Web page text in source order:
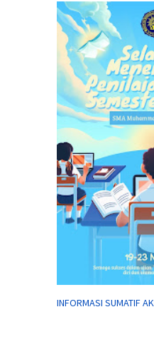
INFORMASI SUMATIF